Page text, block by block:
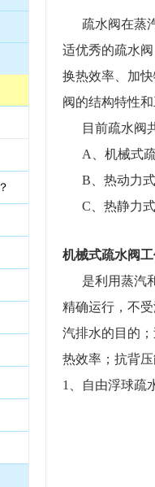
疏水阀在蒸
适优秀的疏水
换热效率、加
阀的结构特性
目前疏水阀
A、机械式
B、热动力
C、热静力
机械式疏水阀
是利用蒸汽
精确运行，不
汽排水的目的
热效率；抗背
1、自由浮球疏